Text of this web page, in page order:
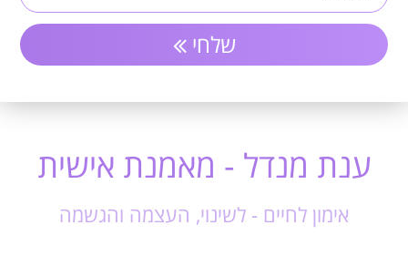
שלחי
ענת מנדל - מאמנת אישית
אימון לחיים - לשינוי, העצמה והגשמה